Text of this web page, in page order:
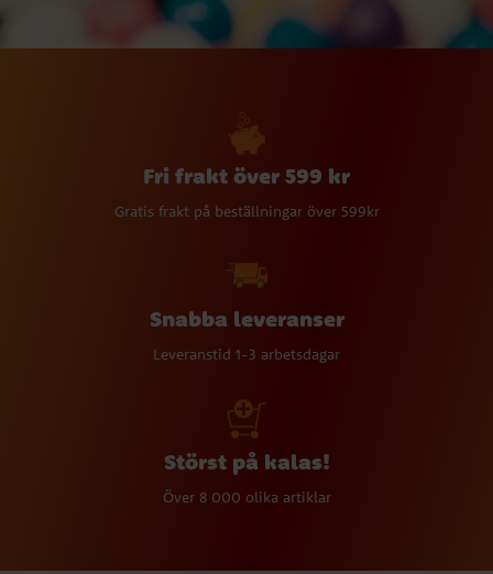
Fri frakt över 599 kr
Gratis frakt på beställningar över 599kr
Snabba leveranser
Leveranstid 1-3 arbetsdagar
Störst på kalas!
Över 8 000 olika artiklar